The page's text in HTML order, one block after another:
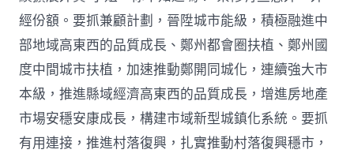
經份額。要抓兼顧計劃，晉陞城市能級，積極融進中
部地域高東西的品質成長、鄭州都會圈扶植、鄭州國
度中間城市扶植，加速推動鄭開同城化，連續強大市
本級，推進縣域經濟高東西的品質成長，增進房地產
市場安穩安康成長，構建市域新型城鎮化系統。要抓
有用連接，推進村落復興，扎實推動村落復興穩市，